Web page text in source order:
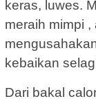
keras, luwes.
meraih mimpi ,
kebaikan
Dari bakal